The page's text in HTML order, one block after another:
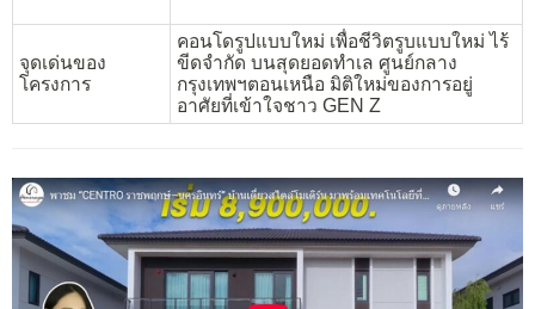
จุดเด่นของ
โครงการ
คอนโดรูปแบบใหม่ เพื่อชีวิตรูบแบบใหม่ ไร้
ขีดจำกัด บนสุดยอดทำเล ศูนย์กลาง
กรุงเทพฯตอนเหนือ มิติใหม่ของการอยู่
อาศัยที่เข้าใจชาว GEN Z